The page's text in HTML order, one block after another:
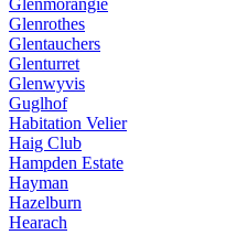
Glenmorangie
Glenrothes
Glentauchers
Glenturret
Glenwyvis
Guglhof
Habitation Velier
Haig Club
Hampden Estate
Hayman
Hazelburn
Hearach